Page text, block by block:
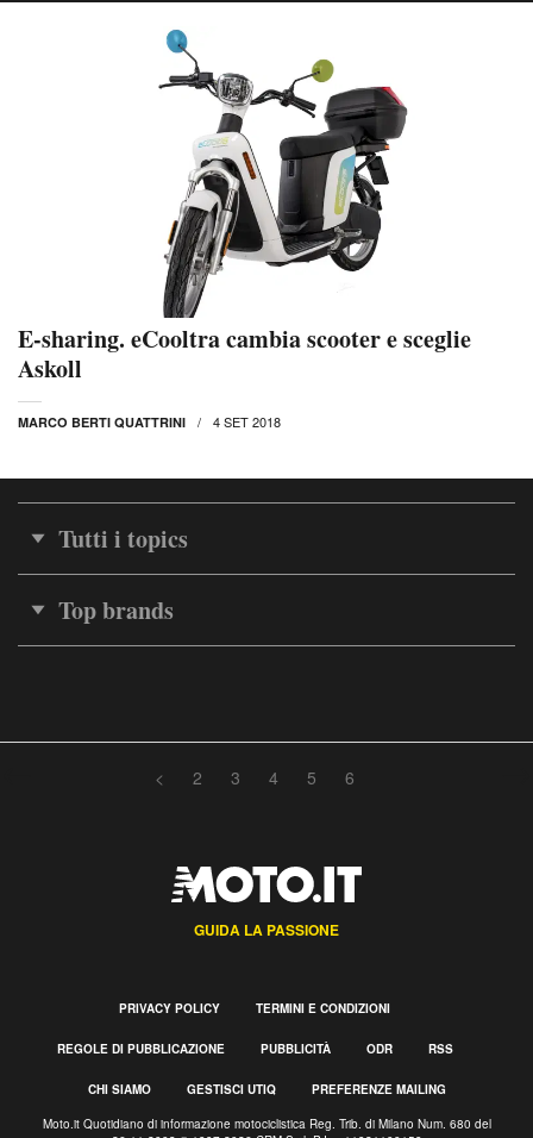
E-sharing. eCooltra cambia scooter e sceglie
Askoll
MARCO BERTI QUATTRINI 4 SET 2018
Tutti i topics
Top brands
< 2 3 4 5 6
GUIDA LA PASSIONE
PRIVACY POLICY TERMINI E CONDIZIONI
REGOLE DI PUBBLICAZIONE PUBBLICITÀ ODR RSS
CHI SIAMO GESTISCI UTIQ PREFERENZE MAILING
Moto.it Quotidiano di informazione motociclistica Reg. Trib. di Milano Num. 680 del